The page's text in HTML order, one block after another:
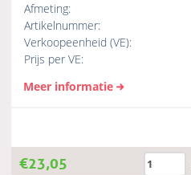
Afmeting:
Artikelnummer:
Verkoopeenheid (VE):
Prijs per VE:
Meer informatie
€23,05